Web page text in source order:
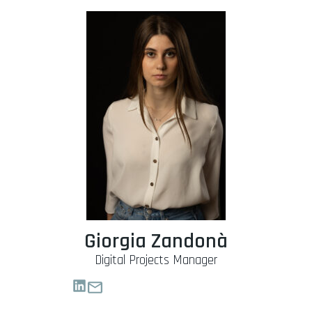
Giorgia Zandonà
Digital Projects Manager